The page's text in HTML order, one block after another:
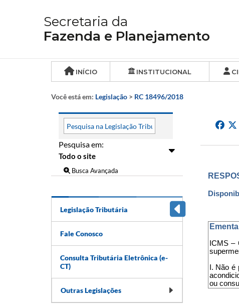
Secretaria da
Fazenda e Planejamento
INÍCIO INSTITUCIONAL
Você está em: Legislação > RC 18496/2018
Pesquisa em:
Busca Avançada
Legislação Tributária
Fale Conosco
Consulta Tributária Eletrônica (e-
CT)
Outras Legislações
Ementa
ICMS –
I. Não
ou